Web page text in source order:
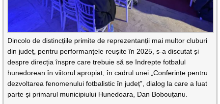
Dincolo de distincțiile primite de reprezentanții mai multor cluburi
din județ, pentru performanțele reușite în 2025, s-a discutat și
despre direcția înspre care trebuie să se îndrepte fotbalul
hunedorean în viitorul apropiat, în cadrul unei „Conferințe pentru
dezvoltarea fenomenului fotbalistic în județ”, dialog la care a luat
parte și primarul municipiului Hunedoara, Dan Bobouțanu.